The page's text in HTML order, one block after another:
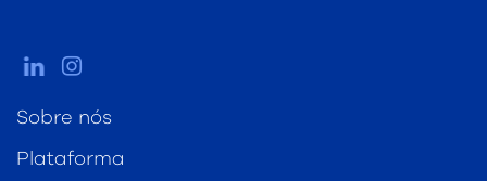
Sobre nós
Plataforma